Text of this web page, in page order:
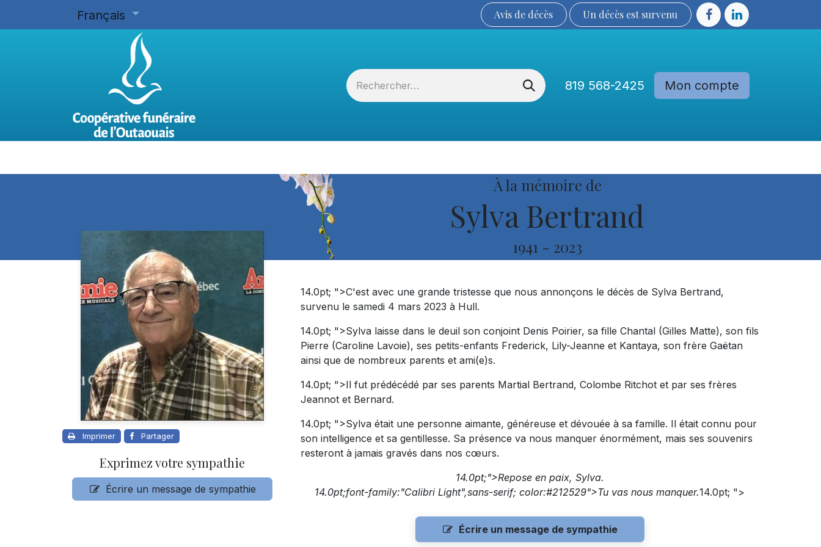
Français Avis de décès Un décès est sur​​​​​​​​ve​nu​​​​​​​​​​
819 568-2425 Mon compte
À la mémoire de
Sylva Bertrand
1941 - 2023
Imprimer Partager
Exprimez votre sympathie
Écrire un message de sympathie
14.0pt; ">C'est avec une grande tristesse que nous annonçons le décès de Sylva Bertrand,
survenu le samedi 4 mars 2023 à Hull.
14.0pt; ">Sylva laisse dans le deuil son conjoint Denis Poirier, sa fille Chantal (Gilles Matte), son fils
Pierre (Caroline Lavoie), ses petits-enfants Frederick, Lily-Jeanne et Kantaya, son frère Gaëtan
ainsi que de nombreux parents et ami(e)s.
14.0pt; ">Il fut prédécédé par ses parents Martial Bertrand, Colombe Ritchot et par ses frères
Jeannot et Bernard.
14.0pt; ">Sylva était une personne aimante, généreuse et dévouée à sa famille. Il était connu pour
son intelligence et sa gentillesse. Sa présence va nous manquer énormément, mais ses souvenirs
resteront à jamais gravés dans nos cœurs.
14.0pt;">Repose en paix, Sylva.
14.0pt;font-family:"Calibri Light",sans-serif; color:#212529">Tu vas nous manquer.14.0pt; ">
Écrire un message de sympathie